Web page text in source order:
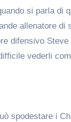
si parla di
allenatore di
difensivo
vederli
spodestare i